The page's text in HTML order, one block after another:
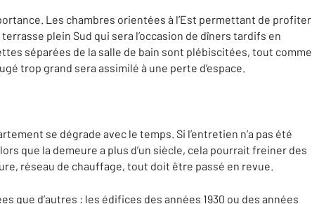
Les chambres orientées à l’Est permettant de profiter
plein Sud qui sera l’occasion de dîners tardifs en
séparées de la salle de bain sont plébiscitées, tout comme
trop grand sera assimilé à une perte d’espace.
se dégrade avec le temps. Si l’entretien n’a pas été
que la demeure a plus d’un siècle, cela pourrait freiner des
réseau de chauffage, tout doit être passé en revue.
que d’autres : les édifices des années 1930 ou des années